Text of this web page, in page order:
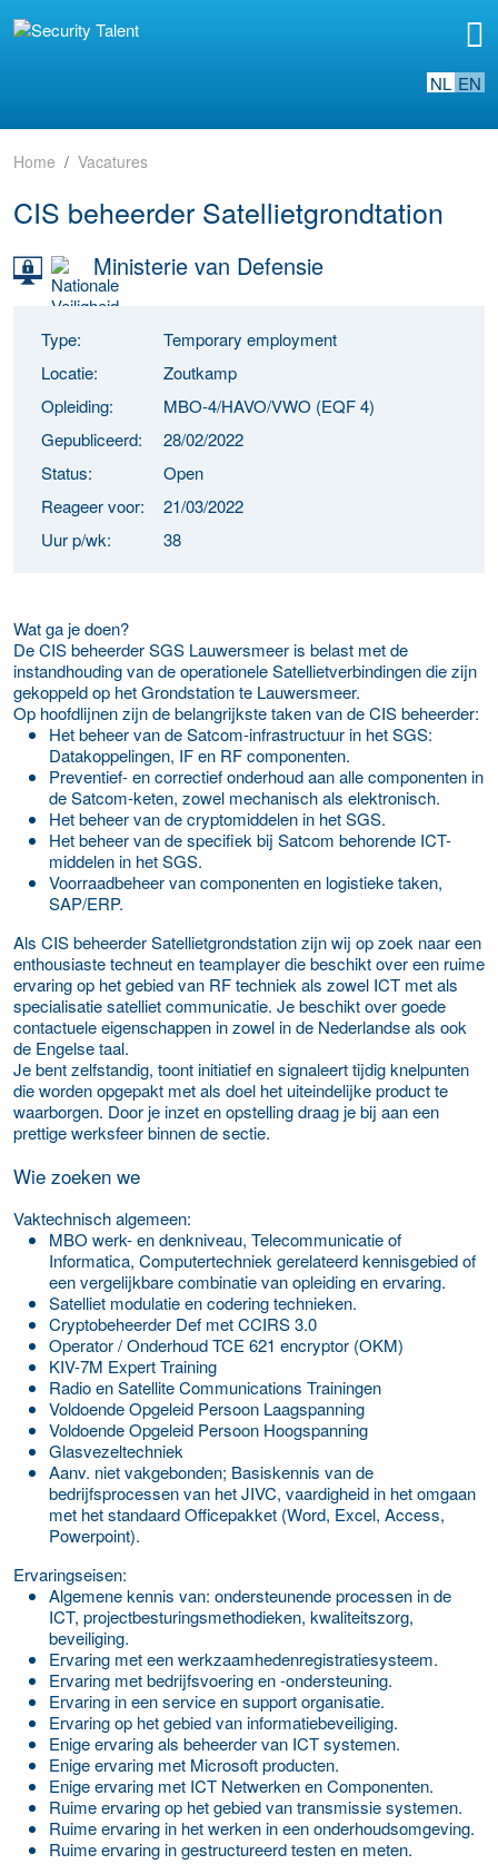
NL EN
Home Vacatures
CIS beheerder Satellietgrondtation
Ministerie van Defensie
Type:
Temporary employment
Locatie:
Zoutkamp
Opleiding:
MBO-4/HAVO/VWO (EQF 4)
Gepubliceerd:
28/02/2022
Status:
Open
Reageer voor:
21/03/2022
Uur p/wk:
38
Wat ga je doen?
De CIS beheerder SGS Lauwersmeer is belast met de
instandhouding van de operationele Satellietverbindingen die zijn
gekoppeld op het Grondstation te Lauwersmeer.
Op hoofdlijnen zijn de belangrijkste taken van de CIS beheerder:
Het beheer van de Satcom-infrastructuur in het SGS:
Datakoppelingen, IF en RF componenten.
Preventief- en correctief onderhoud aan alle componenten in
de Satcom-keten, zowel mechanisch als elektronisch.
Het beheer van de cryptomiddelen in het SGS.
Het beheer van de specifiek bij Satcom behorende ICT-
middelen in het SGS.
Voorraadbeheer van componenten en logistieke taken,
SAP/ERP.
Als CIS beheerder Satellietgrondstation zijn wij op zoek naar een
enthousiaste techneut en teamplayer die beschikt over een ruime
ervaring op het gebied van RF techniek als zowel ICT met als
specialisatie satelliet communicatie. Je beschikt over goede
contactuele eigenschappen in zowel in de Nederlandse als ook
de Engelse taal.
Je bent zelfstandig, toont initiatief en signaleert tijdig knelpunten
die worden opgepakt met als doel het uiteindelijke product te
waarborgen. Door je inzet en opstelling draag je bij aan een
prettige werksfeer binnen de sectie.
Wie zoeken we
Vaktechnisch algemeen:
MBO werk- en denkniveau, Telecommunicatie of
Informatica, Computertechniek gerelateerd kennisgebied of
een vergelijkbare combinatie van opleiding en ervaring.
Satelliet modulatie en codering technieken.
Cryptobeheerder Def met CCIRS 3.0
Operator / Onderhoud TCE 621 encryptor (OKM)
KIV-7M Expert Training
Radio en Satellite Communications Trainingen
Voldoende Opgeleid Persoon Laagspanning
Voldoende Opgeleid Persoon Hoogspanning
Glasvezeltechniek
Aanv. niet vakgebonden; Basiskennis van de
bedrijfsprocessen van het JIVC, vaardigheid in het omgaan
met het standaard Officepakket (Word, Excel, Access,
Powerpoint).
Ervaringseisen:
Algemene kennis van: ondersteunende processen in de
ICT, projectbesturingsmethodieken, kwaliteitszorg,
beveiliging.
Ervaring met een werkzaamhedenregistratiesysteem.
Ervaring met bedrijfsvoering en -ondersteuning.
Ervaring in een service en support organisatie.
Ervaring op het gebied van informatiebeveiliging.
Enige ervaring als beheerder van ICT systemen.
Enige ervaring met Microsoft producten.
Enige ervaring met ICT Netwerken en Componenten.
Ruime ervaring op het gebied van transmissie systemen.
Ruime ervaring in het werken in een onderhoudsomgeving.
Ruime ervaring in gestructureerd testen en meten.